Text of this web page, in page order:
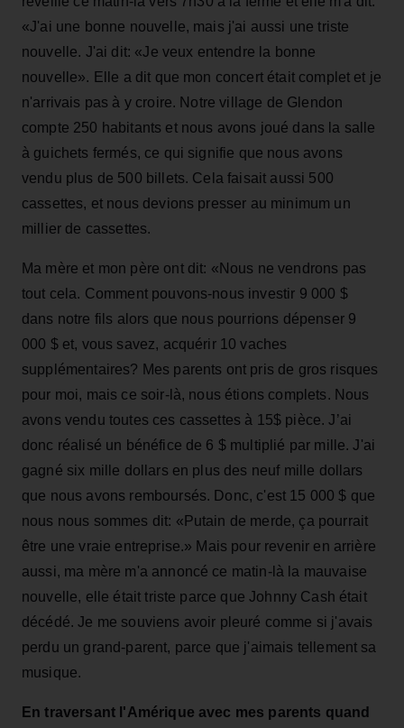
«J'ai une bonne nouvelle, mais j'ai aussi une triste
nouvelle. J'ai dit: «Je veux entendre la bonne
nouvelle». Elle a dit que mon concert était complet et je
n'arrivais pas à y croire. Notre village de Glendon
compte 250 habitants et nous avons joué dans la salle
à guichets fermés, ce qui signifie que nous avons
vendu plus de 500 billets. Cela faisait aussi 500
cassettes, et nous devions presser au minimum un
millier de cassettes.
Ma mère et mon père ont dit: «Nous ne vendrons pas
tout cela. Comment pouvons-nous investir 9 000 $
dans notre fils alors que nous pourrions dépenser 9
000 $ et, vous savez, acquérir 10 vaches
supplémentaires? Mes parents ont pris de gros risques
pour moi, mais ce soir-là, nous étions complets. Nous
avons vendu toutes ces cassettes à 15$ pièce. J’ai
donc réalisé un bénéfice de 6 $ multiplié par mille. J'ai
gagné six mille dollars en plus des neuf mille dollars
que nous avons remboursés. Donc, c'est 15 000 $ que
nous nous sommes dit: «Putain de merde, ça pourrait
être une vraie entreprise.» Mais pour revenir en arrière
aussi, ma mère m'a annoncé ce matin-là la mauvaise
nouvelle, elle était triste parce que Johnny Cash était
décédé. Je me souviens avoir pleuré comme si j'avais
perdu un grand-parent, parce que j'aimais tellement sa
musique.
En traversant l'Amérique avec mes parents quand